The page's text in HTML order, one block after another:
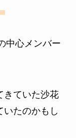
中心メンバー
きていた沙花
いたのかもし